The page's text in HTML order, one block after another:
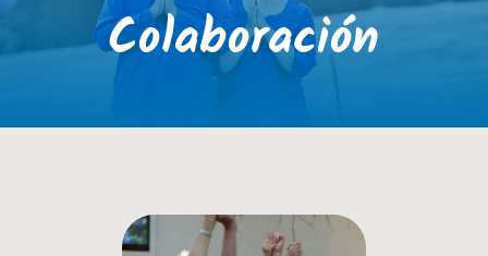
Colaboración